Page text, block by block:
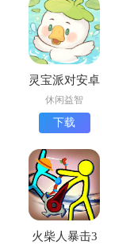
灵宝派对安卓
版下载
休闲益智
下载
火柴人暴击3